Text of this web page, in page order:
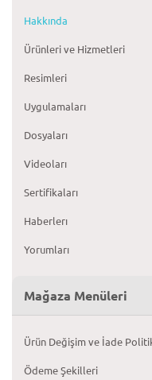
Hakkında
Ürünleri ve Hizmetleri
Resimleri
Uygulamaları
Dosyaları
Videoları
Sertifikaları
Haberlerı
Yorumları
Mağaza Menüleri
Ürün Değişim ve İade
Ödeme Şekilleri